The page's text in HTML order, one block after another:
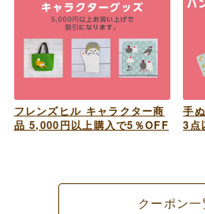
フレンズヒル キャラクター商
品 5,000円以上購入で5％OFF
手
3点
クーポン一